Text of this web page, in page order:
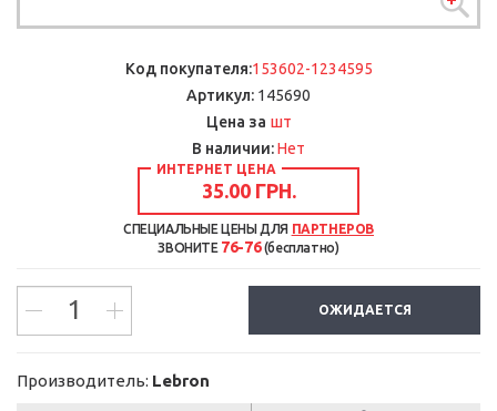
Код покупателя:153602-1234595
Артикул: 145690
Цена за шт
В наличии:Нет
ИНТЕРНЕТ ЦЕНА
35.00 ГРН.
СПЕЦИАЛЬНЫЕ ЦЕНЫ ДЛЯ ПАРТНЕРОВ
ЗВОНИТЕ 76-76(бесплатно)
ОЖИДАЕТСЯ
Производитель: Lebron